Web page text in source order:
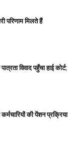
परिणाम मिलते हैं
विवाद पहुँचा हाई कोर्ट;
की पेंशन प्रक्रिया